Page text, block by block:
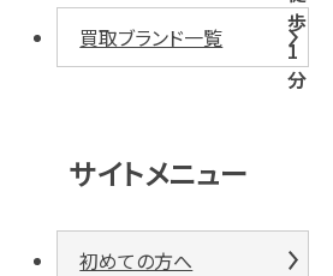
歩
1
分
買取ブランド一覧
サイトメニュー
初めての方へ